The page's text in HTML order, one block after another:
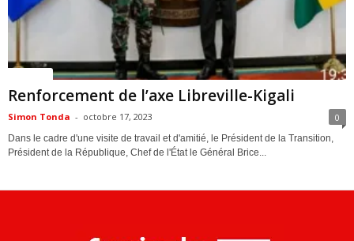
Renforcement de l’axe Libreville-Kigali
Simon Tonda - octobre 17, 2023 0
Dans le cadre d'une visite de travail et d'amitié, le Président de la Transition,
Président de la République, Chef de l'État le Général Brice...